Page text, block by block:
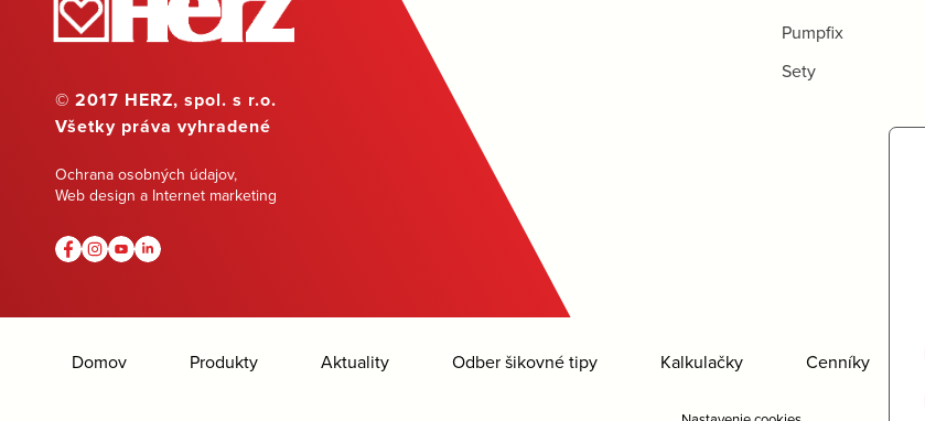
© 2017 HERZ, spol. s r.o.
Všetky práva vyhradené
Ochrana osobných údajov,
Web design a Internet marketing
Pumpfix
Sety
Domov Produkty Aktuality Odber šikovné tipy Kalkulačky Cenníky